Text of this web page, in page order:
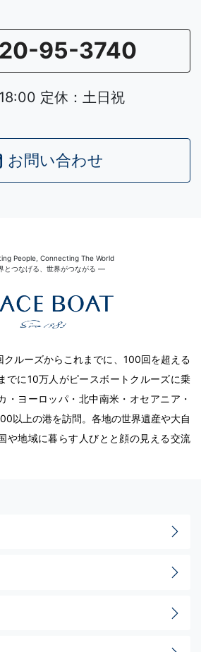
95-3740
定休：土日祝
お問い合わせ
People, Connecting The World
とつなげる、世界がつながる ―
ルーズからこれまでに、100回を超える
でに10万人がピースボートクルーズに乗
・ヨーロッパ・北中南米・オセアニア・
以上の港を訪問。各地の世界遺産や大自
や地域に暮らす人びとと顔の見える交流